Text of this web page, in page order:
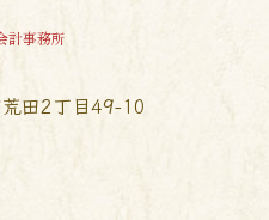
計事務所
田2丁目49-10